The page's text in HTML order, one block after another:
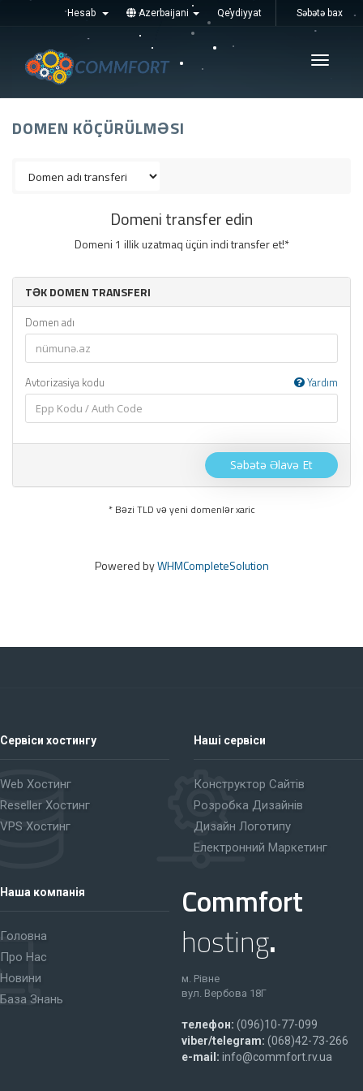
Hesab Azerbaijani Qeydiyyat Səbətə bax
DOMEN KÖÇÜRÜLMƏSI
Domeni transfer edin
Domeni 1 illik uzatmaq üçün indi transfer et!*
TƏK DOMEN TRANSFERI
Domen adı
Avtorizasiya kodu Yardım
Səbətə Əlavə Et
* Bəzi TLD və yeni domenlər xaric
Powered byWHMCompleteSolution
Сервіси хостингу
Web Хостинг
Reseller Хостинг
VPS Хостинг
Наші сервіси
Конструктор Сайтів
Розробка Дизайнів
Дизайн Логотипу
Електронний Маркетинг
Наша компанія
Головна
Про Нас
Новини
База Знань
Commfort
hosting.
м. Рівне
вул. Вербова 18Г
телефон: (096)10-77-099
viber/telegram: (068)42-73-266
e-mail: info@commfort.rv.ua